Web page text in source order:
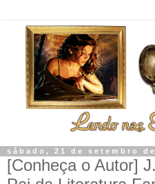
sábado, 21 de setembro
[Conheça o Autor]